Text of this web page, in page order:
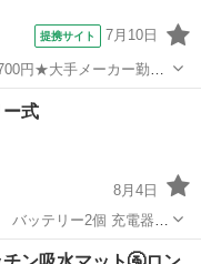
提携サイト 7月10日
円★大手メーカー勤
カー通勤OK＆工場敷地
式
8月4日
バッテリー2個 充電器1